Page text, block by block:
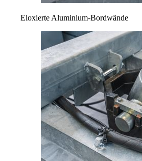
Eloxierte Aluminium-Bordwände